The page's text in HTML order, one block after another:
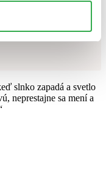
ju s radosťou vypátra!
slnko zapadá a svetlo
neprestajne sa mení a